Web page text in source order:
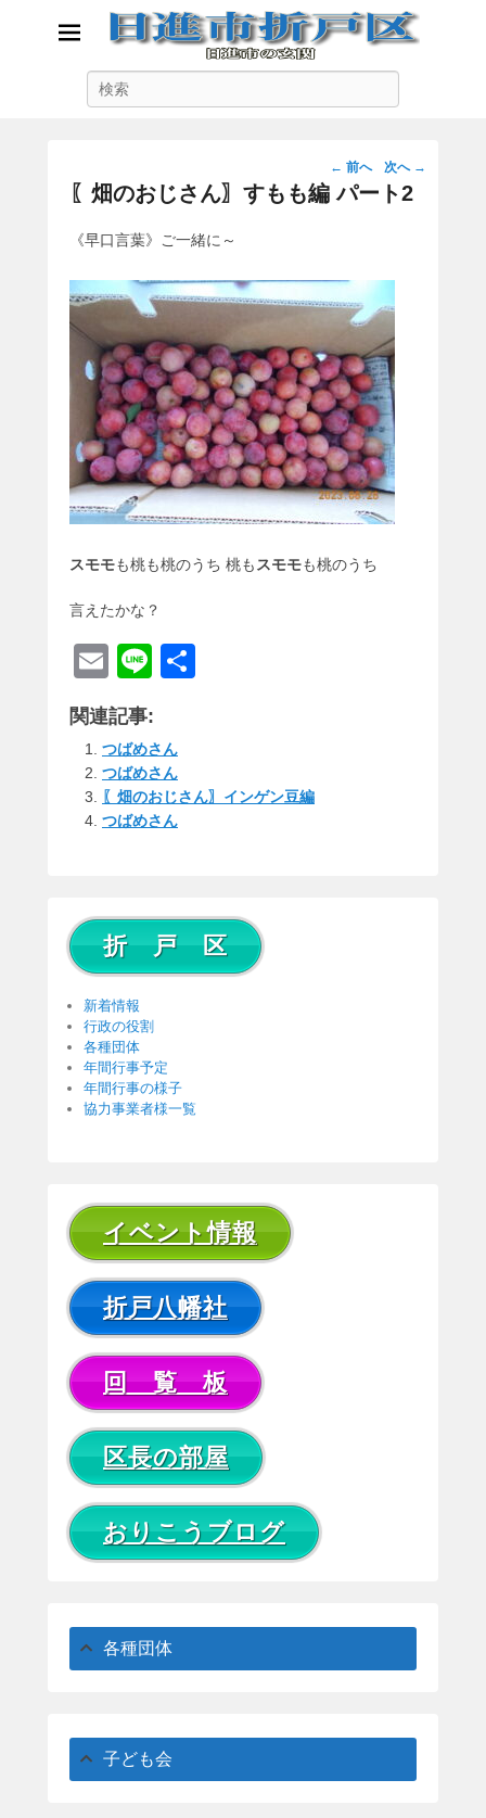
日進市折戸区
投
稿
ー
シ
ョ
ン
← 前へ 次へ →
〖畑のおじさん〗すもも編 パート2
《早口言葉》ご一緒に～
スモモも桃も桃のうち 桃も スモモも桃のうち
言えたかな？
E
m
ail
Li
e
関連記事:
つばめさん
つばめさん
〖畑のおじさん〗インゲン豆編
つばめさん
折 戸 区
新着情報
行政の役割
各種団体
年間行事予定
年間行事の様子
協力事業者様一覧
イベント情報
折戸八幡社
回 覧 板
区長の部屋
おりこうブログ
各種団体
子ども会